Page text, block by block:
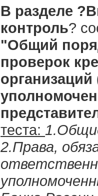
В разделе
контроль?
"Общий
проверок
теста:
2.Права,